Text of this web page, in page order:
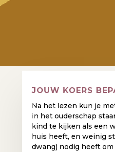
JOUW KOERS
Na het lezen kun je
in het ouderschap
kind te kijken als een
huis heeft, en weinig
dwang) nodig heeft